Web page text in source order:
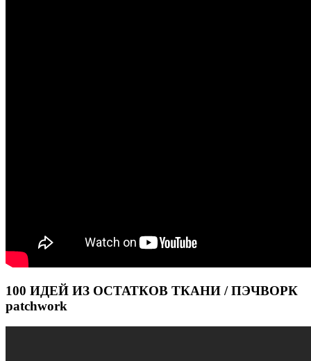
100 ИДЕЙ ИЗ ОСТАТКОВ ТКАНИ / ПЭЧВОРК
patchwork